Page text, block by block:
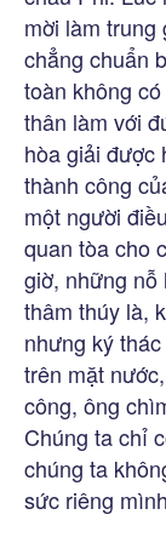
mời làm trung
chẳng chuẩn
toàn không
thân làm với
hòa giải được
thành công
một người
quan tòa cho
giờ, những nỗ
thâm thúy là,
nhưng ký
trên mặt
công, ông
Chúng ta chỉ
chúng ta
sức riêng